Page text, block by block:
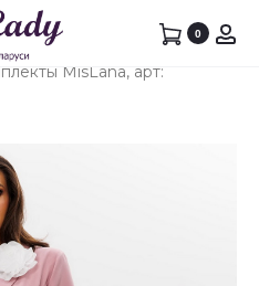
0
Брючные
MisLana, арт: